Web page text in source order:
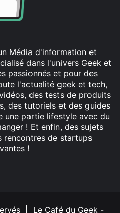
Média d'information et
dans l'univers Geek et
passionnés et pour des
l'actualité geek et tech,
des tests de produits
des tutoriels et des guides
une partie lifestyle avec du
! Et enfin, des sujets
rencontres de startups
!
| Le Café du Geek -